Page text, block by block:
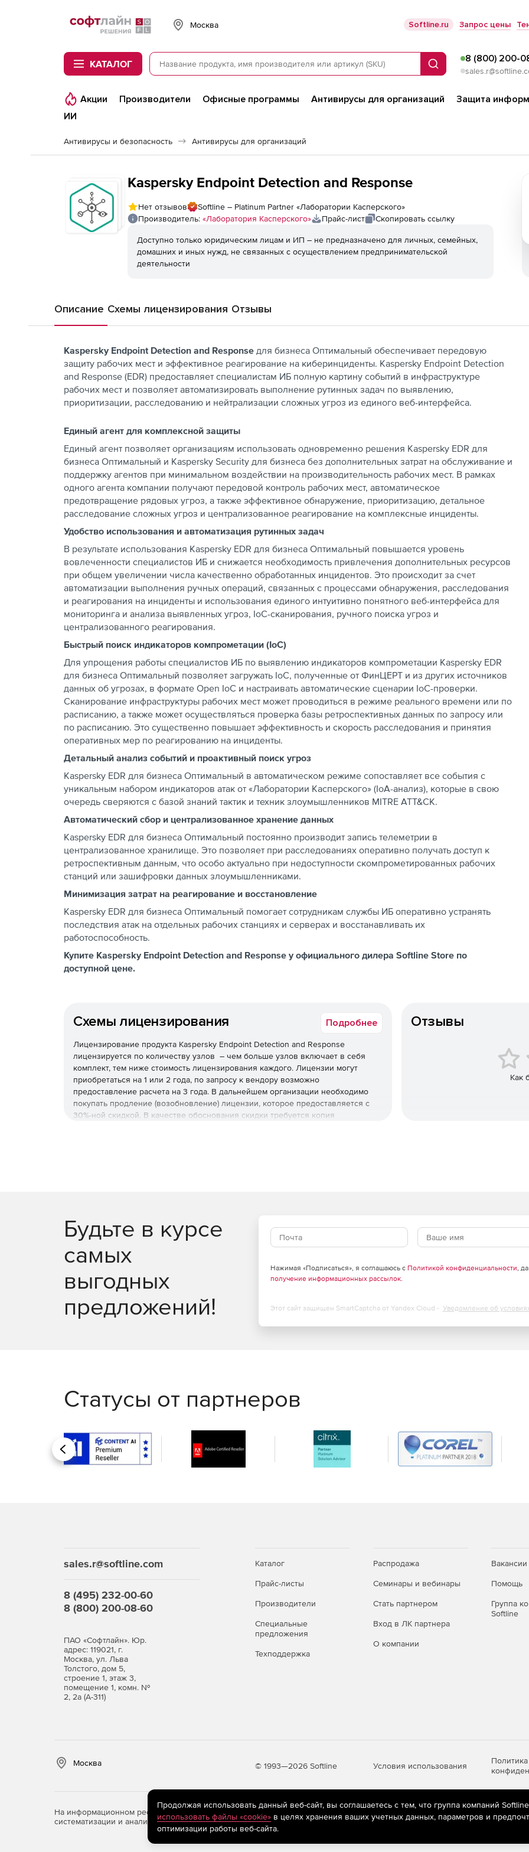
Softline
Москва Softline.ru Запрос цены
КАТАЛОГ Поиск
8 (800) 200-
Акции Производители Офисные программы Антивирусы для организаций Защита
ИИ
Антивирусы и безопасность Антивирусы для организаций
Kaspersky Endpoint Detection and Response
Нет отзывов
Softline – Platinum Partner «Лаборатории Касперского»
Производитель: «Лаборатория Касперского» Прайс-лист Скопировать ссылку
Доступно только юридическим лицам и ИП – не предназначено для личных, семейных,
домашних и иных нужд, не связанных с осуществлением предпринимательской
деятельности
Описание Схемы лицензирования Отзывы
Kaspersky Endpoint Detection and Response для бизнеса Оптимальный обеспечивает передовую
защиту рабочих мест и эффективное реагирование на киберинциденты. Kaspersky Endpoint Detection
and Response (EDR) предоставляет специалистам ИБ полную картину событий в инфраструктуре
рабочих мест и позволяет автоматизировать выполнение рутинных задач по выявлению,
приоритизации, расследованию и нейтрализации сложных угроз из единого веб-интерфейса.
Единый агент для комплексной защиты
Единый агент позволяет организациям использовать одновременно решения Kaspersky EDR для
бизнеса Оптимальный и Kaspersky Security для бизнеса без дополнительных затрат на обслуживание и
поддержку агентов при минимальном воздействии на производительность рабочих мест. В рамках
одного агента компании получают передовой контроль рабочих мест, автоматическое
предотвращение рядовых угроз, а также эффективное обнаружение, приоритизацию, детальное
расследование сложных угроз и централизованное реагирование на комплексные инциденты.
Удобство использования и автоматизация рутинных задач
В результате использования Kaspersky EDR для бизнеса Оптимальный повышается уровень
вовлеченности специалистов ИБ и снижается необходимость привлечения дополнительных ресурсов
при общем увеличении числа качественно обработанных инцидентов. Это происходит за счет
автоматизации выполнения ручных операций, связанных с процессами обнаружения, расследования
и реагирования на инциденты и использования единого интуитивно понятного веб-интерфейса для
мониторинга и анализа выявленных угроз, IoC-сканирования, ручного поиска угроз и
централизованного реагирования.
Быстрый поиск индикаторов компрометации (IoC)
Для упрощения работы специалистов ИБ по выявлению индикаторов компрометации Kaspersky EDR
для бизнеса Оптимальный позволяет загружать IoC, полученные от ФинЦЕРТ и из других источников
данных об угрозах, в формате Open IoC и настраивать автоматические сценарии IoC-проверки.
Сканирование инфраструктуры рабочих мест может проводиться в режиме реального времени или по
расписанию, а также может осуществляться проверка базы ретроспективных данных по запросу или
по расписанию. Это существенно повышает эффективность и скорость расследования и принятия
оперативных мер по реагированию на инциденты.
Детальный анализ событий и проактивный поиск угроз
Kaspersky EDR для бизнеса Оптимальный в автоматическом режиме сопоставляет все события с
уникальным набором индикаторов атак от «Лаборатории Касперского» (IoA-анализ), которые в свою
очередь сверяются с базой знаний тактик и техник злоумышленников MITRE ATT&CK.
Автоматический сбор и централизованное хранение данных
Kaspersky EDR для бизнеса Оптимальный постоянно производит запись телеметрии в
централизованное хранилище. Это позволяет при расследованиях оперативно получать доступ к
ретроспективным данным, что особо актуально при недоступности скомпрометированных рабочих
станций или зашифровки данных злоумышленниками.
Минимизация затрат на реагирование и восстановление
Kaspersky EDR для бизнеса Оптимальный помогает сотрудникам службы ИБ оперативно устранять
последствия атак на отдельных рабочих станциях и серверах и восстанавливать их
работоспособность.
Купите Kaspersky Endpoint Detection and Response у официального дилера Softline Store по
доступной цене.
Схемы лицензирования Подробнее
Лицензирование продукта Kaspersky Endpoint Detection and Response
лицензируется по количеству узлов – чем больше узлов включает в себя
комплект, тем ниже стоимость лицензирования каждого. Лицензии могут
приобретаться на 1 или 2 года, по запросу к вендору возможно
предоставление расчета на 3 года. В дальнейшем организации необходимо
покупать продление (возобновление) лицензии, которое предоставляется с
30%-ной скидкой. В качестве обоснования скидки требуется копия
Отзывы
Как
Будьте в курсе
самых
выгодных
предложений!
Нажимая «Подписаться», я соглашаюсь с Политикой конфиденциальности,
получение информационных рассылок.
Этот сайт защищен SmartCaptcha от Yandex Cloud - Уведомление об
Статусы от партнеров
Назад
sales.r@softline.com
8 (495) 232-00-60
8 (800) 200-08-60
ПАО «Софтлайн». Юр.
адрес: 119021, г.
Москва, ул. Льва
Толстого, дом 5,
строение 1, этаж 3,
помещение 1, комн. №
2, 2а (А-311)
Каталог
Прайс-листы
Производители
Специальные
предложения
Техподдержка
Распродажа
Семинары и вебинары
Стать партнером
Вход в ЛК партнера
О компании
Вакансии
Помощь
Группа
Softline
Москва © 1993—2026 Softline Условия использования
Политика
На информационном ресурсе store.softline.ru применяются рекомендательные технологии
(информационные
систематизации и анализа сведений, относящихся к предпочтениям пользователей сети «Интернет», находящихся на
Продолжая использовать данный веб-сайт, вы соглашаетесь с тем, что группа компаний
использовать файлы «cookie»в целях хранения ваших учетных данных, параметров и
оптимизации работы веб-сайта.